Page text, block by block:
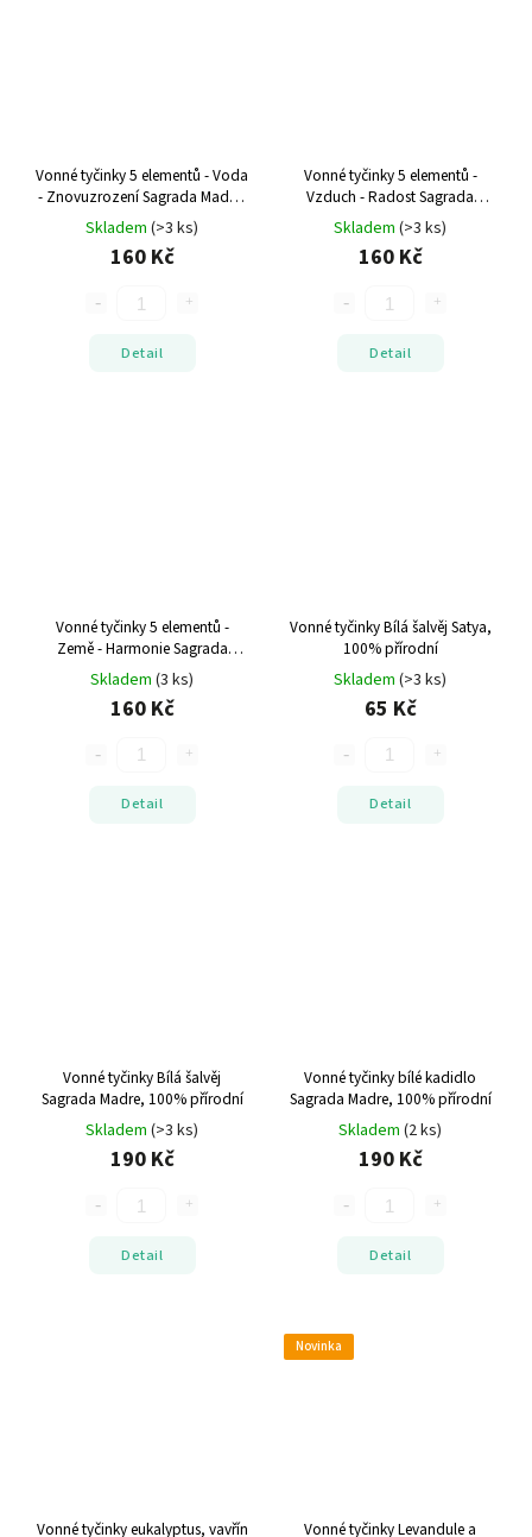
Vonné tyčinky 5 elementů - Voda
- ZnovuzrozeníSagrada Madre,
100% přírodní
Skladem (>3 ks)
160 Kč
Detail
Vonné tyčinky 5 elementů -
Vzduch - RadostSagrada
Madre, 100% přírodní
Skladem (>3 ks)
160 Kč
Detail
Vonné tyčinky 5 elementů -
Země - HarmonieSagrada
Madre, 100% přírodní
Skladem (3 ks)
160 Kč
Detail
Vonné tyčinky Bílá šalvěj Satya,
100% přírodní
Skladem (>3 ks)
65 Kč
Detail
Vonné tyčinky Bílá šalvěj
Sagrada Madre, 100% přírodní
Skladem (>3 ks)
190 Kč
Detail
Vonné tyčinky bílé kadidlo
Sagrada Madre, 100% přírodní
Skladem (2 ks)
190 Kč
Detail
Vonné tyčinky eukalyptus, vavřín
Novinka
Vonné tyčinky Levandule a